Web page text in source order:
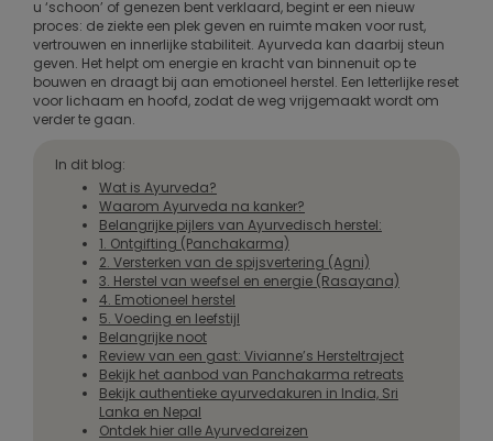
u ‘schoon’ of genezen bent verklaard, begint er een nieuw
proces: de ziekte een plek geven en ruimte maken voor rust,
vertrouwen en innerlijke stabiliteit. Ayurveda kan daarbij steun
geven. Het helpt om energie en kracht van binnenuit op te
bouwen en draagt bij aan emotioneel herstel. Een letterlijke reset
voor lichaam en hoofd, zodat de weg vrijgemaakt wordt om
verder te gaan.
In dit blog:
Wat is Ayurveda?
Waarom Ayurveda na kanker?
Belangrijke pijlers van Ayurvedisch herstel:
1. Ontgifting (Panchakarma)
2. Versterken van de spijsvertering (Agni)
3. Herstel van weefsel en energie (Rasayana)
4. Emotioneel herstel
5. Voeding en leefstijl
Belangrijke noot
Review van een gast: Vivianne’s Hersteltraject
Bekijk het aanbod van Panchakarma retreats
Bekijk authentieke ayurvedakuren in India, Sri
Lanka en Nepal
Ontdek hier alle Ayurvedareizen